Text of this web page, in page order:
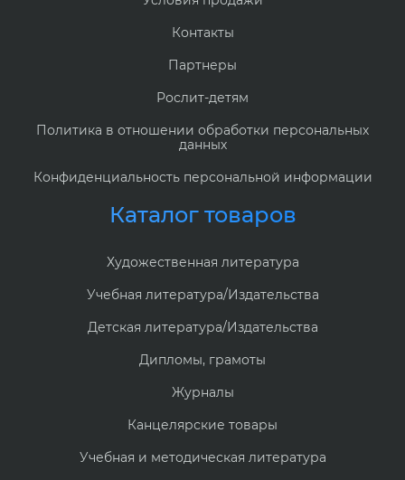
Контакты
Партнеры
Рослит-детям
Политика в отношении обработки персональных
данных
Конфиденциальность персональной информации
Каталог товаров
Художественная литература
Учебная литература/Издательства
Детская литература/Издательства
Дипломы, грамоты
Журналы
Канцелярские товары
Учебная и методическая литература